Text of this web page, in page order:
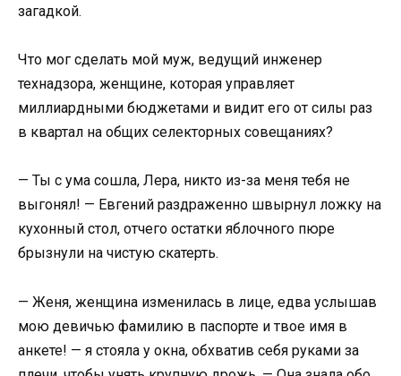
загадкой.
Что мог сделать мой муж, ведущий инженер
технадзора, женщине, которая управляет
миллиардными бюджетами и видит его от силы раз
в квартал на общих селекторных совещаниях?
— Ты с ума сошла, Лера, никто из-за меня тебя не
выгонял! — Евгений раздраженно швырнул ложку на
кухонный стол, отчего остатки яблочного пюре
брызнули на чистую скатерть.
— Женя, женщина изменилась в лице, едва услышав
мою девичью фамилию в паспорте и твое имя в
анкете! — я стояла у окна, обхватив себя руками за